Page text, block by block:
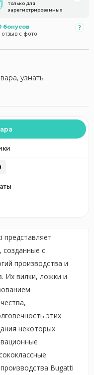
только для
зарегистрированных
бонусов
отзыв с фото
узнать
представляет
созданные с
производства и
Их вилки, ложки и
этих
некоторых
Bugatti